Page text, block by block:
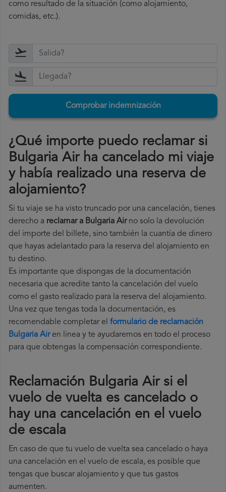
como resultado de la situación (como alojamiento,
comidas, etc.).
Comprobar indemnización
¿Qué importe puedo reclamar si
Bulgaria Air ha cancelado mi viaje
y había realizado una reserva de
alojamiento?
Si tu viaje se ha visto truncado por una cancelación, tienes
derecho a reclamar a Bulgaria Airno solo la devolución
del importe del billete, sino también la cuantía de dinero
que hayas adelantado para la reserva del alojamiento en
tu destino.
Es importante que dispongas de la documentación
necesaria que acredite tanto la cancelación del vuelo
como el gasto realizado para la reserva del alojamiento.
Una vez que tengas toda la documentación, es
recomendable completar el formulario de reclamación
Bulgaria Airen linea y te ayudaremos en todo el proceso
para que obtengas la compensación correspondiente.
Reclamación Bulgaria Air si el
vuelo de vuelta es cancelado o
hay una cancelación en el vuelo
de escala
En caso de que tu vuelo de vuelta sea cancelado o haya
una cancelación en el vuelo de escala, es posible que
tengas que buscar alojamiento y que tus gastos
aumenten.